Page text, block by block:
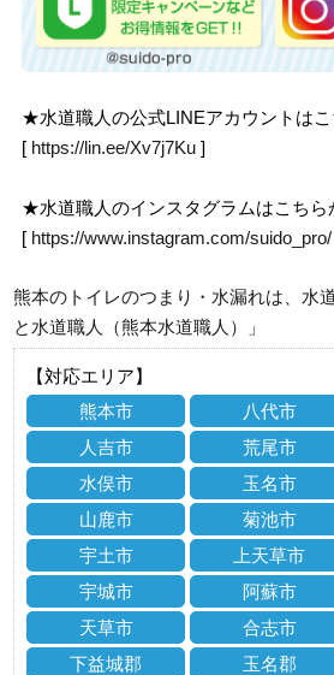
★水道職人の公式LINEアカウントはこ
[ https://lin.ee/Xv7j7Ku ]
★水道職人のインスタグラムはこちら
[ https://www.instagram.com/suido_pro/
熊本のトイレのつまり・水漏れは、水
と水道職人（熊本水道職人）」
【対応エリア】
熊本市
八代市
人吉市
荒尾市
水俣市
玉名市
山鹿市
菊池市
宇土市
上天草市
宇城市
阿蘇市
天草市
合志市
下益城郡
玉名郡